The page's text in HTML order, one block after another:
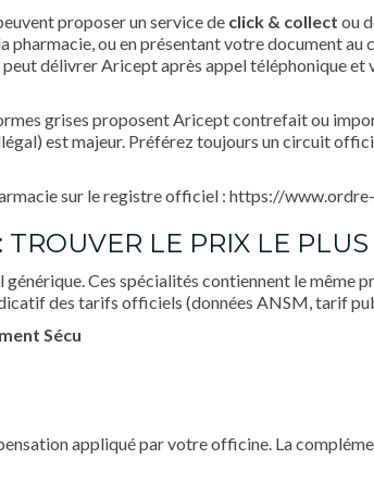
proposer un service de click & collect ou
pharmacie, ou en présentant votre document au
délivrer Aricept après appel téléphonique et
grises proposent Aricept contrefait ou
est majeur. Préférez toujours un circuit
sur le registre officiel : https://
LE PRIX LE
Ces spécialités contiennent le même
des tarifs officiels (données ANSM, tarif
Sécu
appliqué par votre officine. La